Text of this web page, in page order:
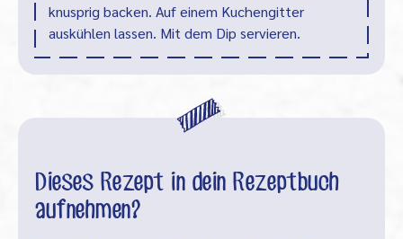
knusprig backen. Auf einem Kuchengitter
auskühlen lassen. Mit dem Dip servieren.
Dieses Rezept in dein Rezeptbuch
aufnehmen?